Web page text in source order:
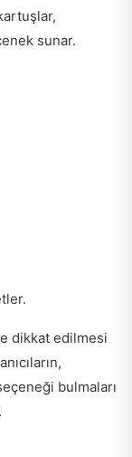
sunar.
dikkat edilmesi
bulmaları